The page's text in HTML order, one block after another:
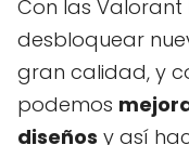
Con las
desbloquear
gran calidad, y
podemos
diseños y así